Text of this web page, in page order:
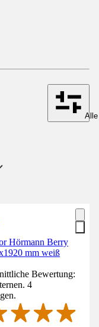
Hörmann Berry
mm weiß
Bewertung:
4